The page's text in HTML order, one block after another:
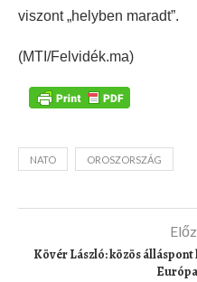
viszont „helyben maradt”.
(MTI/Felvidék.ma)
NATO OROSZORSZÁG
Kövér László: közös